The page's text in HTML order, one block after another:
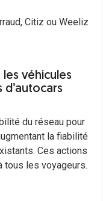
Citiz ou Weeliz
les véhicules
d’autocars
du réseau pour
la fiabilité
Ces actions
tous les voyageurs.